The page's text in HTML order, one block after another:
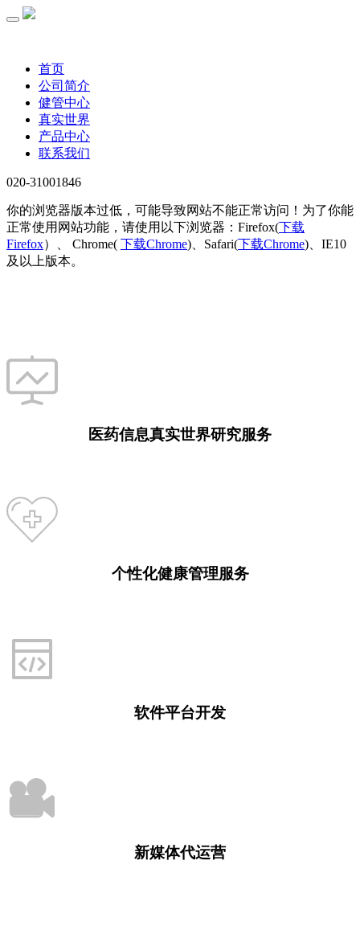
首页
公司简介
健管中心
真实世界
产品中心
联系我们
020-31001846
你的浏览器版本过低，可能导致网站不能正常访问！为了你能
正常使用网站功能，请使用以下浏览器：Firefox(下载
Firefox）、 Chrome( 下载Chrome)、Safari(下载Chrome)、IE10
及以上版本。
医药信息真实世界研究服务
个性化健康管理服务
软件平台开发
新媒体代运营